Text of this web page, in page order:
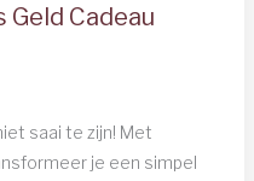
Cadeau
saai te zijn! Met
je een simpel